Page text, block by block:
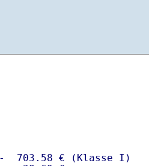
703.58 € (Klasse I)